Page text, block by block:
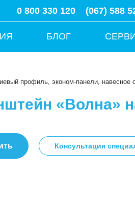
0 800 330 120 (067) 588
БЛОГ
профиль, эконом-панели, навесное
«Волна»
Консультация